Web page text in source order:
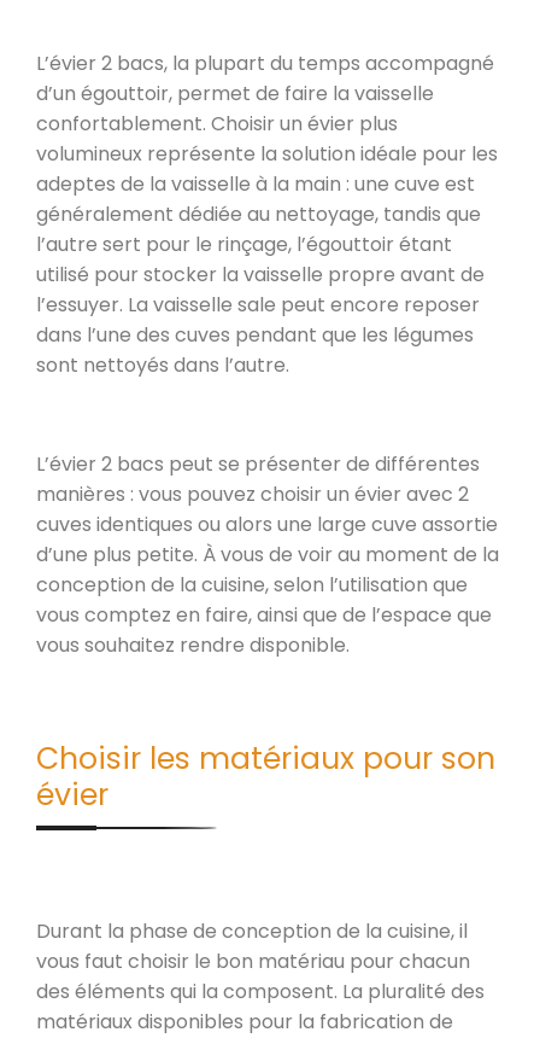
L’évier 2 bacs, la plupart du temps accompagné
d’un égouttoir, permet de faire la vaisselle
confortablement. Choisir un évier plus
volumineux représente la solution idéale pour les
adeptes de la vaisselle à la main : une cuve est
généralement dédiée au nettoyage, tandis que
l’autre sert pour le rinçage, l’égouttoir étant
utilisé pour stocker la vaisselle propre avant de
l’essuyer. La vaisselle sale peut encore reposer
dans l’une des cuves pendant que les légumes
sont nettoyés dans l’autre.
L’évier 2 bacs peut se présenter de différentes
manières : vous pouvez choisir un évier avec 2
cuves identiques ou alors une large cuve assortie
d’une plus petite. À vous de voir au moment de la
conception de la cuisine, selon l’utilisation que
vous comptez en faire, ainsi que de l’espace que
vous souhaitez rendre disponible.
Choisir les matériaux pour son
évier
Durant la phase de conception de la cuisine, il
vous faut choisir le bon matériau pour chacun
des éléments qui la composent. La pluralité des
matériaux disponibles pour la fabrication de